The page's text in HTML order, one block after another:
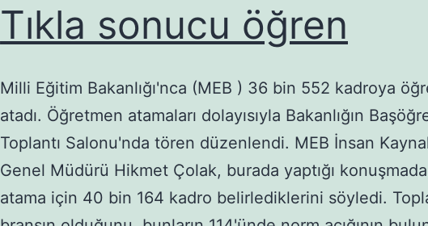
Tıkla sonucu öğren
Milli Eğitim Bakanlığı'nca (MEB ) 36 bin 552 kadroya
atadı. Öğretmen atamaları dolayısıyla Bakanlığın
Toplantı Salonu'nda tören düzenlendi. MEB İnsan
Genel Müdürü Hikmet Çolak, burada yaptığı
atama için 40 bin 164 kadro belirlediklerini söyledi.